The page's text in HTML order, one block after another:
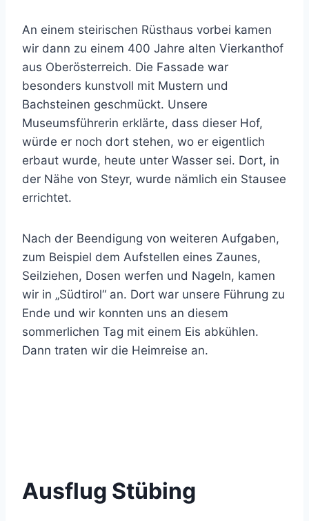
An einem steirischen Rüsthaus vorbei kamen
wir dann zu einem 400 Jahre alten Vierkanthof
aus Oberösterreich. Die Fassade war
besonders kunstvoll mit Mustern und
Bachsteinen geschmückt. Unsere
Museumsführerin erklärte, dass dieser Hof,
würde er noch dort stehen, wo er eigentlich
erbaut wurde, heute unter Wasser sei. Dort, in
der Nähe von Steyr, wurde nämlich ein Stausee
errichtet.
Nach der Beendigung von weiteren Aufgaben,
zum Beispiel dem Aufstellen eines Zaunes,
Seilziehen, Dosen werfen und Nageln, kamen
wir in „Südtirol“ an. Dort war unsere Führung zu
Ende und wir konnten uns an diesem
sommerlichen Tag mit einem Eis abkühlen.
Dann traten wir die Heimreise an.
Ausflug Stübing